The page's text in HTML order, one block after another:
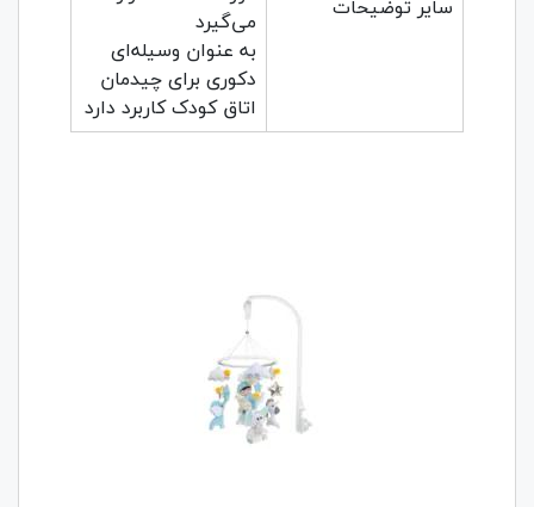
سایر توضیحات
می‌گیرد
به عنوان وسیله‌ای
دکوری برای چیدمان
اتاق کودک کاربرد دارد